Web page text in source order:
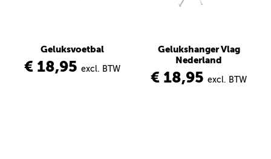
Geluksvoetbal
€ 18,95 excl. BTW
Gelukshanger Vlag
Nederland
€ 18,95 excl. BTW